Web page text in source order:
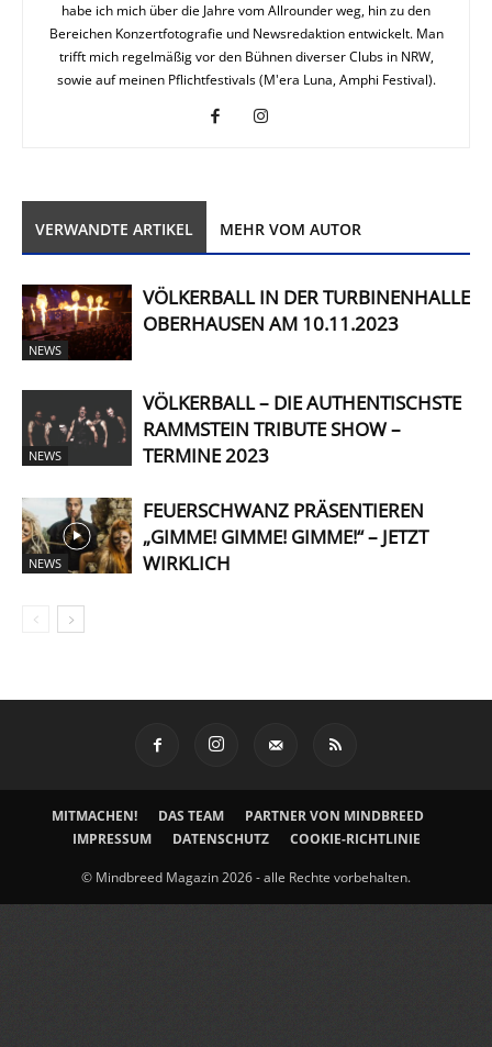
habe ich mich über die Jahre vom Allrounder weg, hin zu den
Bereichen Konzertfotografie und Newsredaktion entwickelt. Man
trifft mich regelmäßig vor den Bühnen diverser Clubs in NRW,
sowie auf meinen Pflichtfestivals (M'era Luna, Amphi Festival).
VERWANDTE ARTIKEL MEHR VOM AUTOR
NEWS
VÖLKERBALL IN DER TURBINENHALLE
OBERHAUSEN AM 10.11.2023
NEWS
VÖLKERBALL – DIE AUTHENTISCHSTE
RAMMSTEIN TRIBUTE SHOW –
TERMINE 2023
NEWS
FEUERSCHWANZ PRÄSENTIEREN
„GIMME! GIMME! GIMME!“ – JETZT
WIRKLICH
MITMACHEN! DAS TEAM
PARTNER VON MINDBREED
IMPRESSUM
DATENSCHUTZ COOKIE-RICHTLINIE
© Mindbreed Magazin 2026 - alle Rechte vorbehalten.